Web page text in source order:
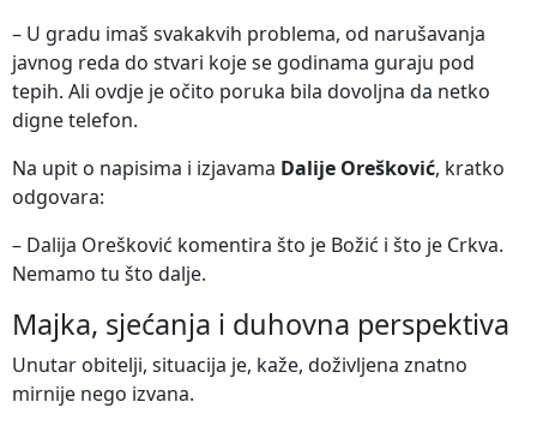
– U gradu imaš svakakvih problema, od narušavanja
javnog reda do stvari koje se godinama guraju pod
tepih. Ali ovdje je očito poruka bila dovoljna da netko
digne telefon.
Na upit o napisima i izjavama Dalije Orešković, kratko
odgovara:
– Dalija Orešković komentira što je Božić i što je Crkva.
Nemamo tu što dalje.
Majka, sjećanja i duhovna perspektiva
Unutar obitelji, situacija je, kaže, doživljena znatno
mirnije nego izvana.